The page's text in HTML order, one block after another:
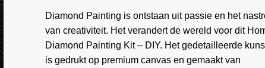
Diamond Painting is ontstaan ​​uit passie en het
van creativiteit. Het verandert de wereld voor dit
Diamond Painting Kit – DIY. Het gedetailleerde
is gedrukt op premium canvas en gemaakt van